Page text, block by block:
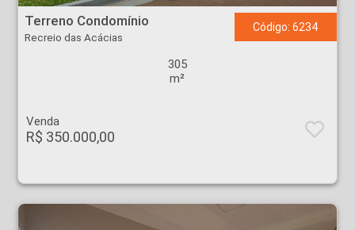
Terreno Condomínio
Recreio das Acácias
Código: 6234
305
m²
Venda
R$ 350.000,00